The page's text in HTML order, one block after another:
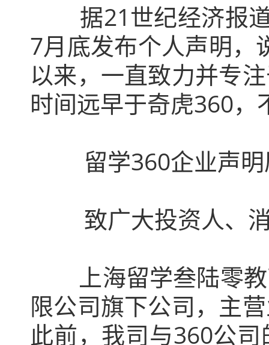
据21世纪经济报道
7月底发布个人声明，
以来，一直致力并专
时间远早于奇虎360
留学360企业声明
致广大投资人、消
上海留学叁陆零教
限公司旗下公司，主
此前，我司与360公